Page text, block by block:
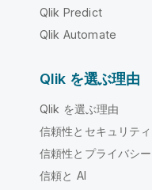
Qlik Predict
Qlik Automate
Qlik を選ぶ理由
Qlik を選ぶ理由
信頼性とセキュリティ
信頼性とプライバシー
信頼と AI